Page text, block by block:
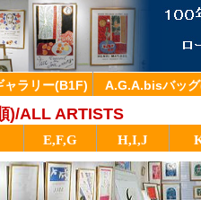
ャラリー(B1F) A.G.A.bisバッ
)/ALL ARTISTS
E,F,G H,I,J